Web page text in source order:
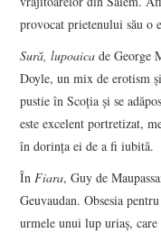
provocat prietenului său o
Sură, lupoaicade George
Doyle, un mix de erotism
pustie în Scoția și se
este excelent portretizat,
în dorința ei de a fi iubită.
ÎnFiara, Guy de
Geuvaudan. Obsesia
urmele unui lup uriaș,